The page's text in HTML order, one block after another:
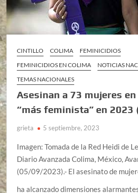
CINTILLO COLIMA
FEMINICIDIOS
FEMINICIDIOS EN COLIMA
NOTICIAS
TEMAS NACIONALES
Asesinan a 73 mujeres
“más feminista” en 2023
grieta 5 septiembre, 2023
Imagen: Tomada de la Red Heidi de
Diario Avanzada Colima, México,
(05/09/2023).- El asesinato de
ha alcanzado dimensiones